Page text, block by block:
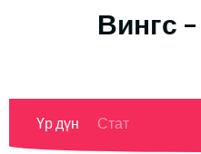
Вингс
Үр дүн Стат